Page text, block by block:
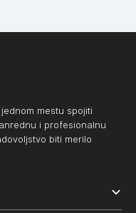
mestu spojiti
i profesionalnu
biti merilo